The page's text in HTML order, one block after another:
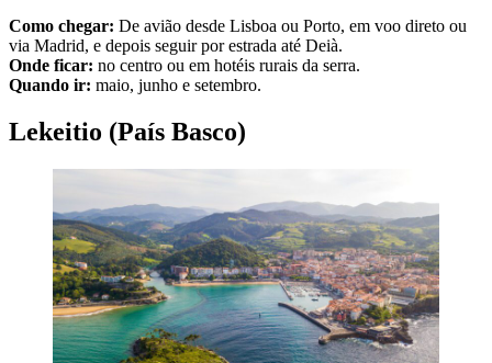
Como chegar: De avião desde Lisboa ou Porto, em voo direto ou
via Madrid, e depois seguir por estrada até Deià.
Onde ficar: no centro ou em hotéis rurais da serra.
Quando ir: maio, junho e setembro.
Lekeitio (País Basco)